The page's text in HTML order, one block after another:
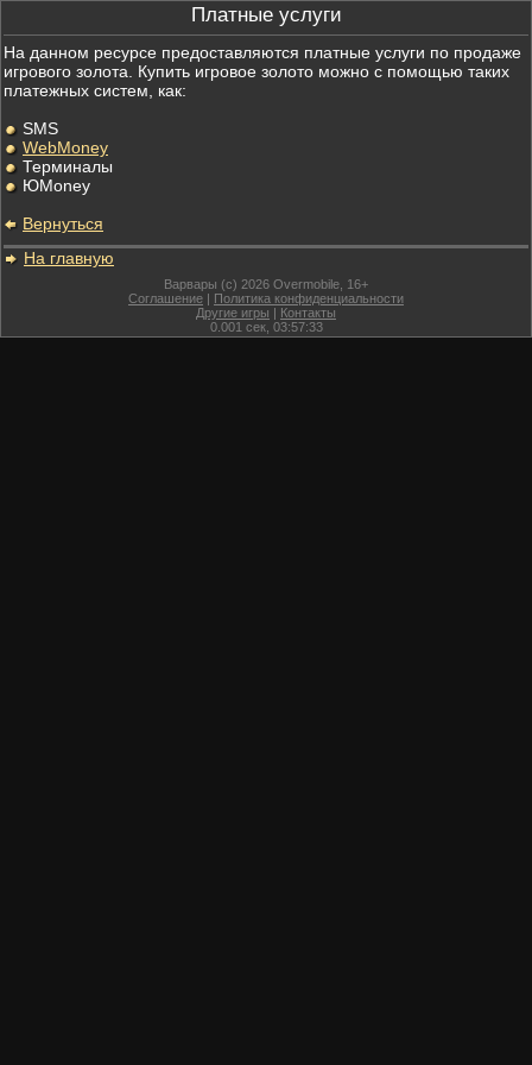
Платные услуги
На данном ресурсе предоставляются платные услуги по продаже
игрового золота. Купить игровое золото можно с помощью таких
платежных систем, как:
SMS
WebMoney
Терминалы
ЮMoney
Вернуться
На главную
Варвары (c) 2026 Overmobile, 16+
Соглашение | Политика конфиденциальности
Другие игры | Контакты
0.001 сек, 03:57:33